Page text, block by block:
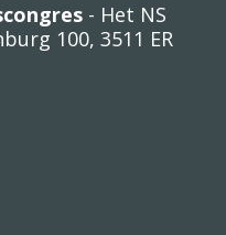
- Het NS
100, 3511 ER